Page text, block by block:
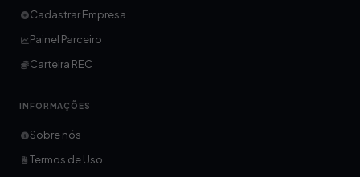
Cadastrar Empresa
Painel Parceiro
Carteira REC
INFORMAÇÕES
Sobre nós
Termos de Uso